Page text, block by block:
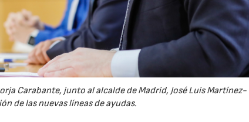
Carabante, junto al alcalde de Madrid, José Luis Martínez-
de las nuevas líneas de ayudas.